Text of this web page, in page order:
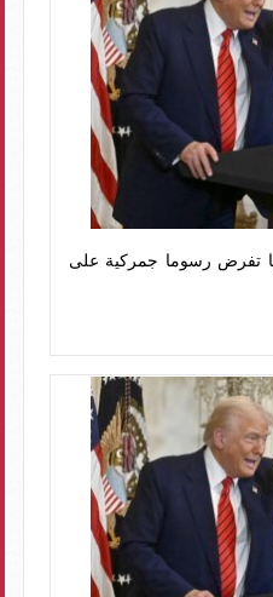
تفرض رسوما جمركية على